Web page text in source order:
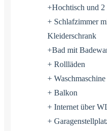
+Hochtisch und 2
+ Schlafzimmer
Kleiderschrank
+Bad mit
+ Rollläden
+
+ Balkon
+ Internet über
+